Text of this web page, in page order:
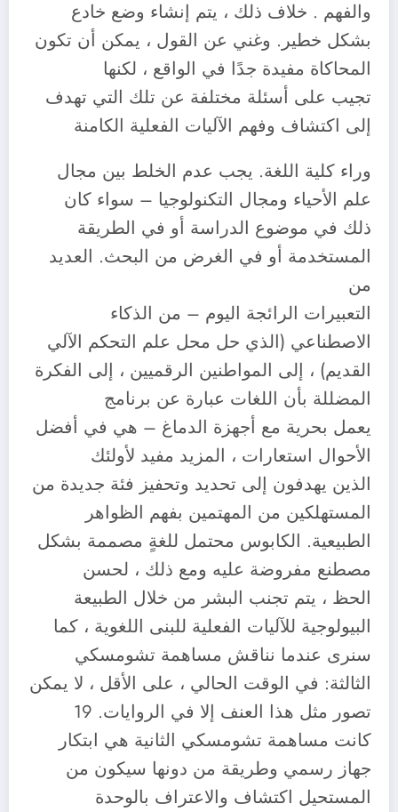
والفهم . خلاف ذلك ، يتم إنشاء وضع خادع
بشكل خطير. وغني عن القول ، يمكن أن تكون
المحاكاة مفيدة جدًا في الواقع ، لكنها
تجيب على أسئلة مختلفة عن تلك التي تهدف
إلى اكتشاف وفهم الآليات الفعلية الكامنة
وراء كلية اللغة. يجب عدم الخلط بين مجال
علم الأحياء ومجال التكنولوجيا – سواء كان
ذلك في موضوع الدراسة أو في الطريقة
المستخدمة أو في الغرض من البحث. العديد
من
التعبيرات الرائجة اليوم – من الذكاء
الاصطناعي (الذي حل محل علم التحكم الآلي
القديم) ، إلى المواطنين الرقميين ، إلى الفكرة
المضللة بأن اللغات عبارة عن برنامج
يعمل بحرية مع أجهزة الدماغ – هي في أفضل
الأحوال استعارات ، المزيد مفيد لأولئك
الذين يهدفون إلى تحديد وتحفيز فئة جديدة من
المستهلكين من المهتمين بفهم الظواهر
الطبيعية. الكابوس محتمل للغةٍ مصممة بشكل
مصطنع مفروضة عليه ومع ذلك ، لحسن
الحظ ، يتم تجنب البشر من خلال الطبيعة
البيولوجية للآليات الفعلية للبنى اللغوية ، كما
سنرى عندما نناقش مساهمة تشومسكي
الثالثة: في الوقت الحالي ، على الأقل ، لا يمكن
تصور مثل هذا العنف إلا في الروايات. 19
كانت مساهمة تشومسكي الثانية هي ابتكار
جهاز رسمي وطريقة من دونها سيكون من
المستحيل اكتشاف والاعتراف بالوحدة